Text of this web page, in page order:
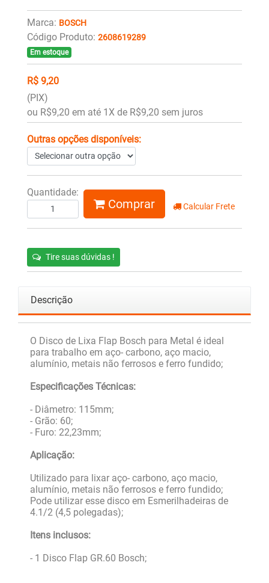
Marca: BOSCH
Código Produto: 2608619289
Em estoque
R$ 9,20
(PIX)
ou R$9,20 em até 1X de R$9,20 sem juros
Outras opções disponíveis:
Quantidade:
Comprar Calcular Frete
Tire suas dúvidas !
Descrição
O Disco de Lixa Flap Bosch para Metal é ideal
para trabalho em aço- carbono, aço macio,
alumínio, metais não ferrosos e ferro fundido;
Especificações Técnicas:
- Diâmetro: 115mm;
- Grão: 60;
- Furo: 22,23mm;
Aplicação:
Utilizado para lixar aço- carbono, aço macio,
alumínio, metais não ferrosos e ferro fundido;
Pode utilizar esse disco em Esmerilhadeiras de
4.1/2 (4,5 polegadas);
Itens inclusos:
- 1 Disco Flap GR.60 Bosch;